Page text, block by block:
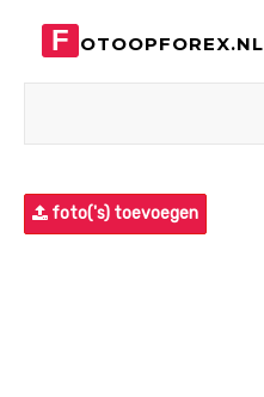
F OTOOPFOREX.NL
foto('s) toevoegen